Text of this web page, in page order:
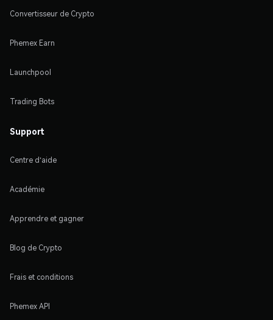
Convertisseur de Crypto
Phemex Earn
Launchpool
Trading Bots
Support
Centre d'aide
Académie
Apprendre et gagner
Blog de Crypto
Frais et conditions
Phemex API